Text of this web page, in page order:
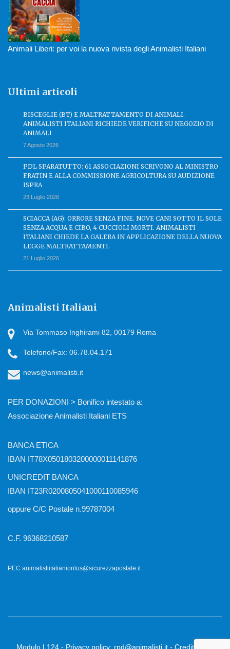
Animali Liberi: per voi la nuova rivista degli Animalisti Italiani
Ultimi articoli
BISCEGLIE (BT) E MALTRATTAMENTO DI ANIMALI.
ANIMALISTI ITALIANI RICHIEDE VERIFICHE SU NEGOZIO DI
ANIMALI
7 Agosto 2026
PDL SPARATUTTO: 61 ASSOCIAZIONI SCRIVONO AL MINISTRO
FRATIN E ALLA COMMISSIONE AGRICOLTURA SU AUDIZIONE
ISPRA
23 Luglio 2026
SCIACCA (AG): ORRORE SENZA FINE. NOVE CANI SOTTO IL SOLE
SENZA ACQUA E CIBO, 4 CUCCIOLI MORTI. ANIMALISTI
ITALIANI CHIEDE LA GALERA IN APPLICAZIONE DELLA NUOVA
LEGGE MALTRATTAMENTI.
21 Luglio 2026
Animalisti Italiani
Via Tommaso Inghirami 82, 00179 Roma
Telefono/Fax: 06.78.04.171
news@animalisti.it
PER DONAZIONI > Bonifico intestato a:
Associazione Animalisti Italiani ETS
BANCA ETICA
IBAN IT78X0501803200000011141876
UNICREDIT BANCA
IBAN IT23R0200805041000110085946
oppure C/C Postale n.99787004
C.F. 96368210587
PEC animalistiitalianionlus@sicurezzapostale.it
Modulo L124- Privacy policy: rpd@animalisti.it- Credits